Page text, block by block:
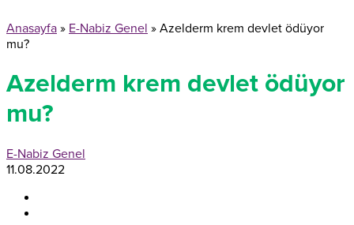
Anasayfa » E-Nabiz Genel » Azelderm krem devlet ödüyor
mu?
Azelderm krem devlet ödüyor
mu?
E-Nabiz Genel
11.08.2022